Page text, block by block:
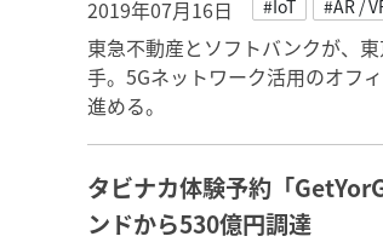
2019年07月16日 #IoT #AR /
東急不動産とソフトバンクが、
手。5Gネットワーク活用のオフ
進める。
タビナカ体験予約「
ンドから530億円調達